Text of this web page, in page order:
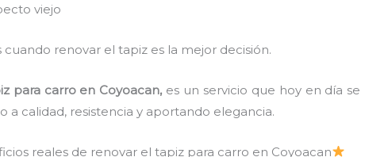
viejo
cuando renovar el tapiz es la mejor decisión.
para carro en Coyoacan, es un servicio que hoy en día
a calidad, resistencia y aportando elegancia.
reales de renovar el tapiz para carro en Coyoacan